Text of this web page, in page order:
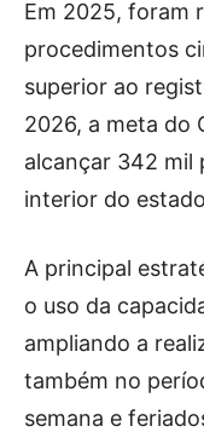
Em 2025, foram
procedimentos
superior ao
2026, a meta do
alcançar 342 mil
interior do
A principal
o uso da
ampliando a
também no
semana e